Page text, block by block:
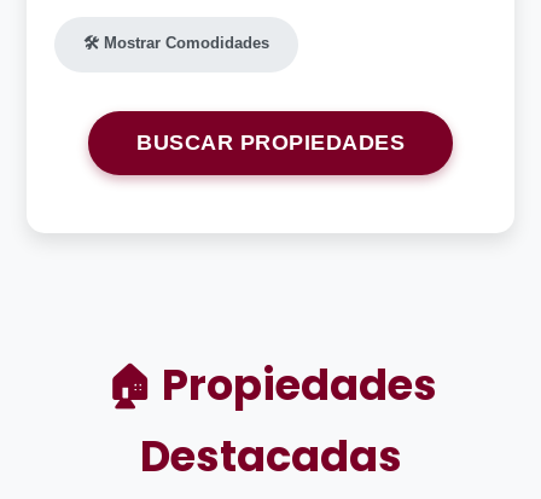
🛠️ Mostrar Comodidades
BUSCAR PROPIEDADES
🏠 Propiedades
Destacadas